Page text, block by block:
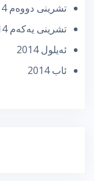
تشرینی دووه‌م 2014
تشرینی یه‌كه‌م 2014
ئه‌یلول 2014
ئاب 2014